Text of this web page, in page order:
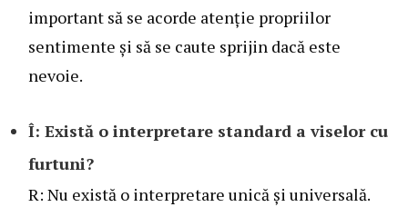
important să se acorde atenție propriilor
sentimente și să se caute sprijin dacă este
nevoie.
Î: Există o interpretare standard a viselor cu
furtuni?
R: Nu există o interpretare unică și universală.